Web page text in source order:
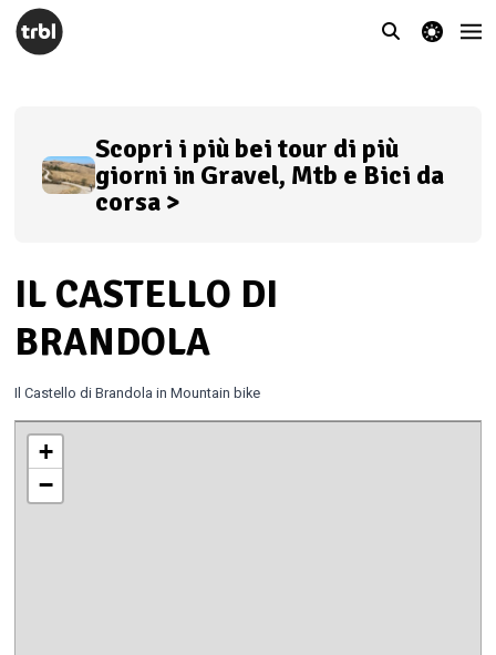
theme switcher
Scopri i più bei tour di più
giorni in Gravel, Mtb e Bici da
corsa >
IL CASTELLO DI
BRANDOLA
Il Castello di Brandola in Mountain bike
+
−